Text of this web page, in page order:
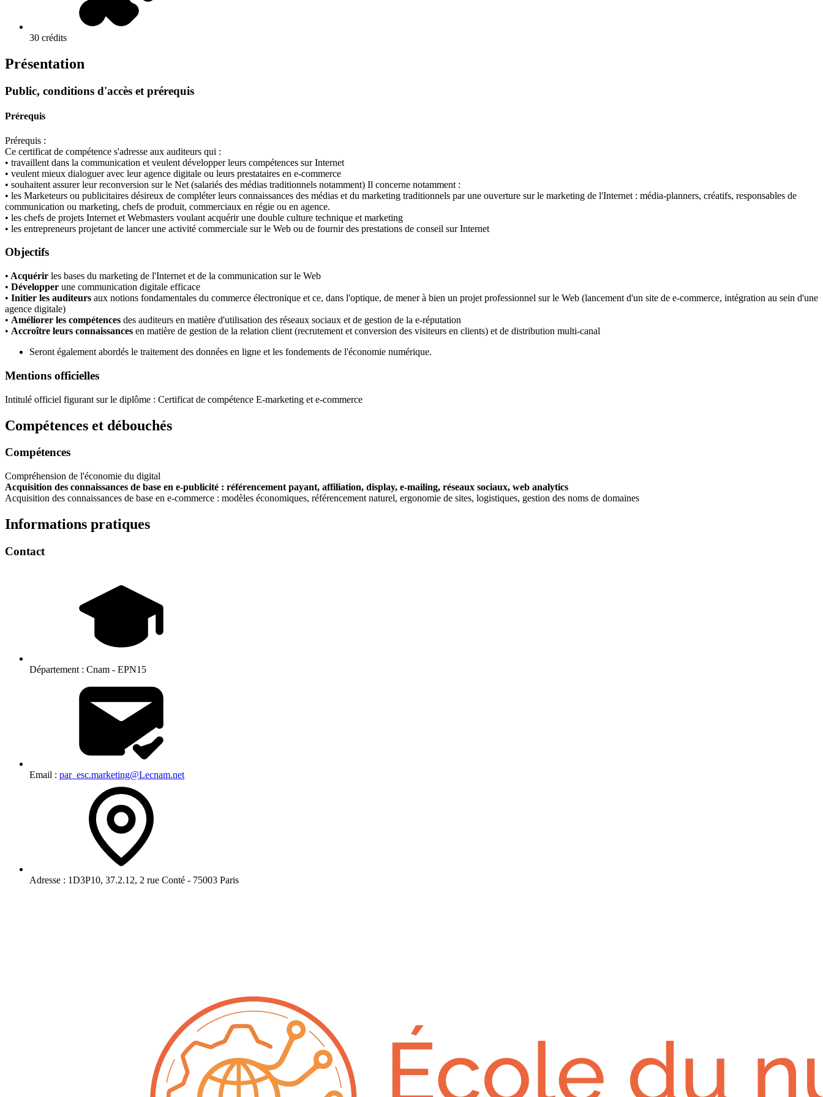
30 crédits
Présentation
Public, conditions d'accès et prérequis
Prérequis
Prérequis :
Ce certificat de compétence s'adresse aux auditeurs qui :
• travaillent dans la communication et veulent développer leurs compétences sur Internet
• veulent mieux dialoguer avec leur agence digitale ou leurs prestataires en e-commerce
• souhaitent assurer leur reconversion sur le Net (salariés des médias traditionnels notamment) Il concerne notamment :
• les Marketeurs ou publicitaires désireux de compléter leurs connaissances des médias et du marketing traditionnels par une ouverture sur le marketing de l'Internet : média-planners, créatifs, responsables de
communication ou marketing, chefs de produit, commerciaux en régie ou en agence.
• les chefs de projets Internet et Webmasters voulant acquérir une double culture technique et marketing
• les entrepreneurs projetant de lancer une activité commerciale sur le Web ou de fournir des prestations de conseil sur Internet
Objectifs
• Acquérir les bases du marketing de l'Internet et de la communication sur le Web
• Développer une communication digitale efficace
• Initier les auditeurs aux notions fondamentales du commerce électronique et ce, dans l'optique, de mener à bien un projet professionnel sur le Web (lancement d'un site de e-commerce, intégration au sein d'une
agence digitale)
• Améliorer les compétences des auditeurs en matière d'utilisation des réseaux sociaux et de gestion de la e-réputation
• Accroître leurs connaissances en matière de gestion de la relation client (recrutement et conversion des visiteurs en clients) et de distribution multi-canal
Seront également abordés le traitement des données en ligne et les fondements de l'économie numérique.
Mentions officielles
Intitulé officiel figurant sur le diplôme : Certificat de compétence E-marketing et e-commerce
Compétences et débouchés
Compétences
Compréhension de l'économie du digital
Acquisition des connaissances de base en e-publicité : référencement payant, affiliation, display, e-mailing, réseaux sociaux, web analytics
Acquisition des connaissances de base en e-commerce : modèles économiques, référencement naturel, ergonomie de sites, logistiques, gestion des noms de domaines
Informations pratiques
Contact
Département : Cnam - EPN15
Email : par_esc.marketing@Lecnam.net
Adresse : 1D3P10, 37.2.12, 2 rue Conté - 75003 Paris